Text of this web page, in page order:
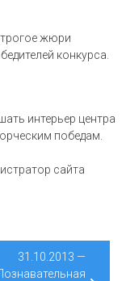
жюри
конкурса.
интерьер центра
победам.
сайта
31.10.2013 —